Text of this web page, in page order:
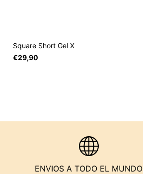
Square Short Gel X
€29,90
ENVIOS A TODO EL MUNDO